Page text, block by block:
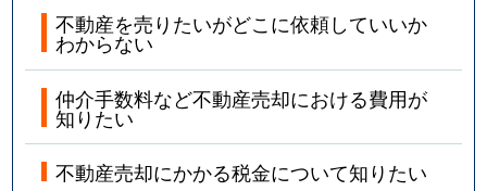
不動産を売りたいがどこに依頼していいか
わからない
仲介手数料など不動産売却における費用が
知りたい
不動産売却にかかる税金について知りたい